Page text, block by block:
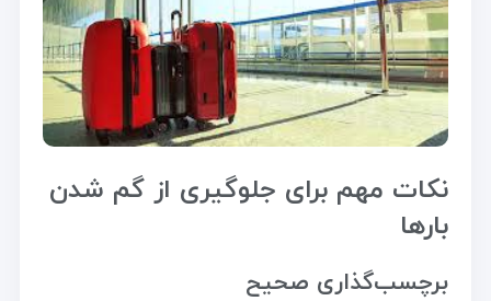
نکات مهم برای جلوگیری از گم شدن
بارها
برچسب‌گذاری صحیح